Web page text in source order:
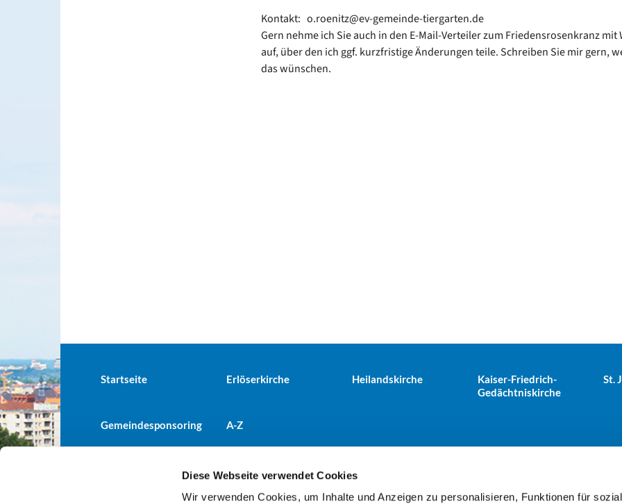
Diese Webseite verwendet Cookies
Wir verwenden Cookies, um Inhalte und Anzeigen zu personalisieren, Funktionen für
Kontakt: o.roenitz@ev-gemeinde-tiergarten.de
Gern nehme ich Sie auch in den E-Mail-Verteiler zum Friedensrosenkranz mit
auf, über den ich ggf. kurzfristige Änderungen teile. Schreiben Sie mir gern,
das wünschen.
Startseite Erlöserkirche Heilandskirche
Kaiser-Friedrich-
Gedächtniskirche
St.
Gemeindesponsoring A-Z
Evangelische Kirchengemeinde Tiergarten · Alt-Moabit 25, 10559 Berlin+49303943498 